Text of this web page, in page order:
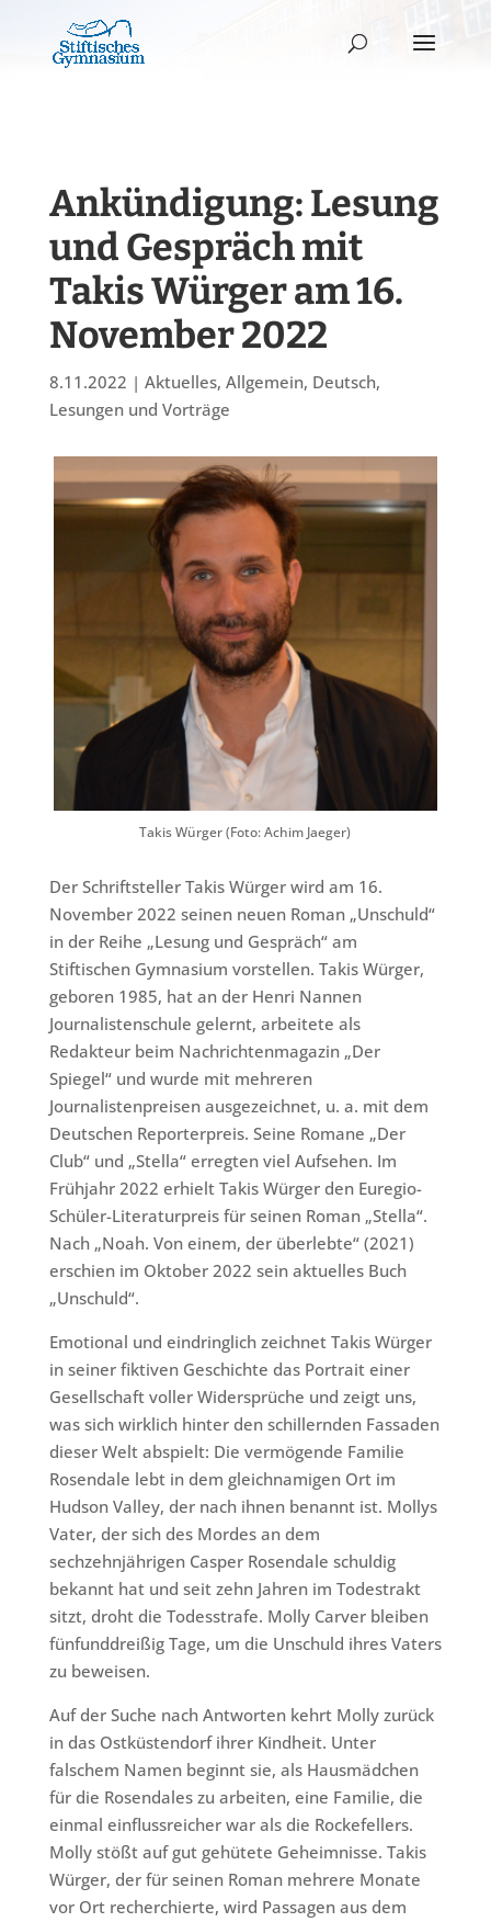
Ankündigung: Lesung
und Gespräch mit
Takis Würger am 16.
November 2022
8.11.2022 | Aktuelles, Allgemein, Deutsch,
Lesungen und Vorträge
Takis Würger (Foto: Achim Jaeger)
Der Schriftsteller Takis Würger wird am 16.
November 2022 seinen neuen Roman „Unschuld“
in der Reihe „Lesung und Gespräch“ am
Stiftischen Gymnasium vorstellen. Takis Würger,
geboren 1985, hat an der Henri Nannen
Journalistenschule gelernt, arbeitete als
Redakteur beim Nachrichtenmagazin „Der
Spiegel“ und wurde mit mehreren
Journalistenpreisen ausgezeichnet, u. a. mit dem
Deutschen Reporterpreis. Seine Romane „Der
Club“ und „Stella“ erregten viel Aufsehen. Im
Frühjahr 2022 erhielt Takis Würger den Euregio-
Schüler-Literaturpreis für seinen Roman „Stella“.
Nach „Noah. Von einem, der überlebte“ (2021)
erschien im Oktober 2022 sein aktuelles Buch
„Unschuld“.
Emotional und eindringlich zeichnet Takis Würger
in seiner fiktiven Geschichte das Portrait einer
Gesellschaft voller Widersprüche und zeigt uns,
was sich wirklich hinter den schillernden Fassaden
dieser Welt abspielt: Die vermögende Familie
Rosendale lebt in dem gleichnamigen Ort im
Hudson Valley, der nach ihnen benannt ist. Mollys
Vater, der sich des Mordes an dem
sechzehnjährigen Casper Rosendale schuldig
bekannt hat und seit zehn Jahren im Todestrakt
sitzt, droht die Todesstrafe. Molly Carver bleiben
fünfunddreißig Tage, um die Unschuld ihres Vaters
zu beweisen.
Auf der Suche nach Antworten kehrt Molly zurück
in das Ostküstendorf ihrer Kindheit. Unter
falschem Namen beginnt sie, als Hausmädchen
für die Rosendales zu arbeiten, eine Familie, die
einmal einflussreicher war als die Rockefellers.
Molly stößt auf gut gehütete Geheimnisse. Takis
Würger, der für seinen Roman mehrere Monate
vor Ort recherchierte, wird Passagen aus dem